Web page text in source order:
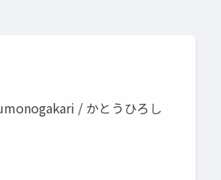
/ かとうひろし